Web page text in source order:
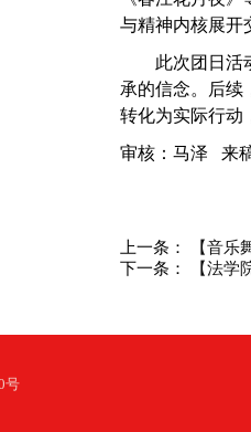
与精神内核展开
此次团日活
承的信念。后续
转化为实际行动
审核：马泽 来
上一条：
【音
下一条：
【法
号